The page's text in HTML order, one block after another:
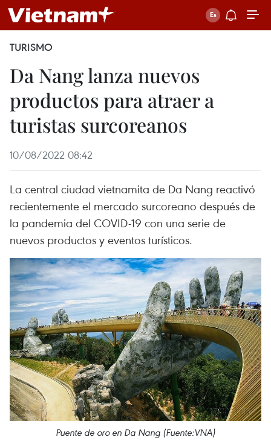
TURISMO
Da Nang lanza nuevos
productos para atraer a
turistas surcoreanos
10/08/2022 08:42
La central ciudad vietnamita de Da Nang reactivó
recientemente el mercado surcoreano después de
la pandemia del COVID-19 con una serie de
nuevos productos y eventos turísticos.
Puente de oro en Da Nang (Fuente:VNA)